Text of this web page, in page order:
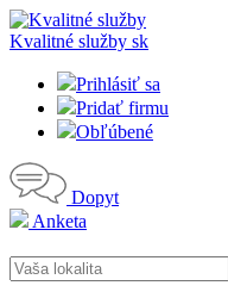
Kvalitné služby sk
Prihlásiť sa
Pridať firmu
Obľúbené
Dopyt
Anketa